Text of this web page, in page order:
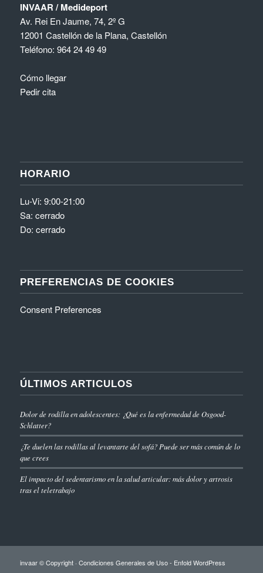
INVAAR / Medideport
Av. Rei En Jaume, 74, 2º G
12001 Castellón de la Plana, Castellón
Teléfono: 964 24 49 49
Cómo llegar
Pedir cita
HORARIO
Lu-Vi: 9:00-21:00
Sa: cerrado
Do: cerrado
PREFERENCIAS DE COOKIES
Consent Preferences
ÚLTIMOS ARTICULOS
Dolor de rodilla en adolescentes: ¿Qué es la enfermedad de Osgood-
Schlatter?
¿Te duelen las rodillas al levantarte del sofá? Puede ser más común de lo
que crees
El impacto del sedentarismo en la salud articular: más dolor y artrosis
tras el teletrabajo
invaar © Copyright · Condiciones Generales de Uso- Enfold WordPress